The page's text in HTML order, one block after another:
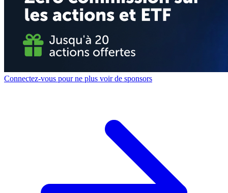
Connectez-vous pour ne plus voir de sponsors